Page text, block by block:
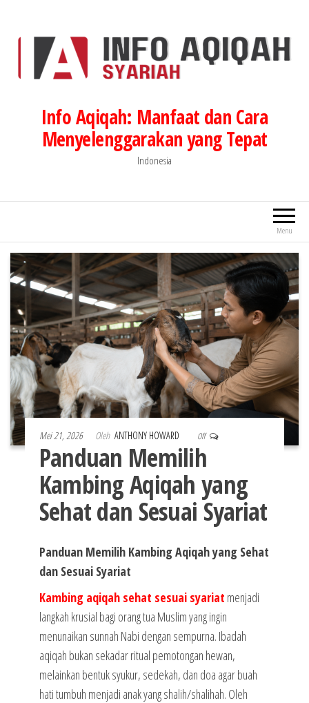
Info Aqiqah: Manfaat dan Cara
Menyelenggarakan yang Tepat
Indonesia
Menu
Mei 21, 2026 Oleh ANTHONY HOWARD Off
Panduan Memilih
Kambing Aqiqah yang
Sehat dan Sesuai Syariat
Panduan Memilih Kambing Aqiqah yang Sehat
dan Sesuai Syariat
Kambing aqiqah sehat sesuai syariat menjadi
langkah krusial bagi orang tua Muslim yang ingin
menunaikan sunnah Nabi dengan sempurna. Ibadah
aqiqah bukan sekadar ritual pemotongan hewan,
melainkan bentuk syukur, sedekah, dan doa agar buah
hati tumbuh menjadi anak yang shalih/shalihah. Oleh